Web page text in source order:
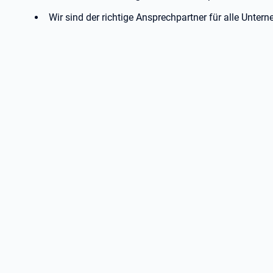
Wir sind der richtige Ansprechpartner für alle